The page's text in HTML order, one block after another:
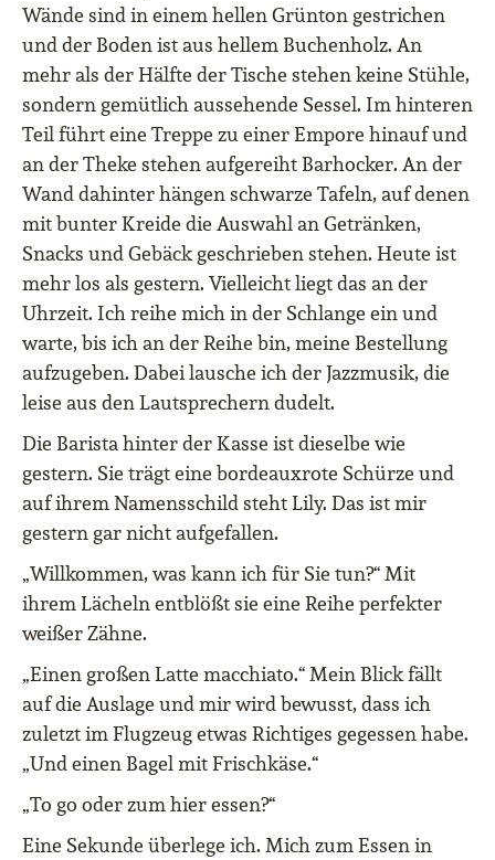
Wände sind in einem hellen Grünton gestrichen
und der Boden ist aus hellem Buchenholz. An
mehr als der Hälfte der Tische stehen keine Stühle,
sondern gemütlich aussehende Sessel. Im hinteren
Teil führt eine Treppe zu einer Empore hinauf und
an der Theke stehen aufgereiht Barhocker. An der
Wand dahinter hängen schwarze Tafeln, auf denen
mit bunter Kreide die Auswahl an Getränken,
Snacks und Gebäck geschrieben stehen. Heute ist
mehr los als gestern. Vielleicht liegt das an der
Uhrzeit. Ich reihe mich in der Schlange ein und
warte, bis ich an der Reihe bin, meine Bestellung
aufzugeben. Dabei lausche ich der Jazzmusik, die
leise aus den Lautsprechern dudelt.
Die Barista hinter der Kasse ist dieselbe wie
gestern. Sie trägt eine bordeauxrote Schürze und
auf ihrem Namensschild steht Lily. Das ist mir
gestern gar nicht aufgefallen.
„Willkommen, was kann ich für Sie tun?“ Mit
ihrem Lächeln entblößt sie eine Reihe perfekter
weißer Zähne.
„Einen großen Latte macchiato.“ Mein Blick fällt
auf die Auslage und mir wird bewusst, dass ich
zuletzt im Flugzeug etwas Richtiges gegessen habe.
„Und einen Bagel mit Frischkäse.“
„To go oder zum hier essen?“
Eine Sekunde überlege ich. Mich zum Essen in